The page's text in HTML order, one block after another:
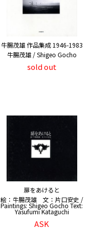
牛腸茂雄 作品集成 1946-1983
牛腸茂雄 / Shigeo Gocho
sold out
扉をあけると
絵：牛腸茂雄 文：片口安史 /
Paintings: Shigeo Gocho Text:
Yasufumi Kataguchi
ASK